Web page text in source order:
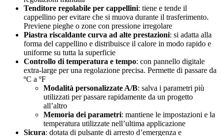
Tenditore regolabile per cappellini: tiene e tende il
cappellino per evitare che si muova durante il trasferimento.
Previene pieghe o zone con pressione irregolare
Piastra riscaldante curva ad alte prestazioni: si adatta alla
forma del cappellino e distribuisce il calore in modo rapido e
uniforme su tutta la superficie
Controllo di temperatura e tempo: con pannello digitale
extra-large per una regolazione precisa. Permette di passare da
ºC a ºF
Modalità personalizzate A/B: salva i parametri più
utilizzati per passare rapidamente da un progetto
all’altro
Memoria dei parametri: mantiene le impostazioni e la
temperatura utilizzate nell’ultima applicazione
Sicura: dotata di pulsante di arresto d’emergenza e